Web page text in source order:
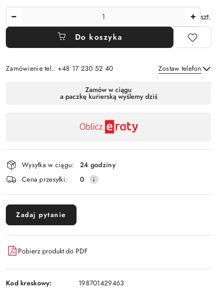
szt.
Do koszyka
Zamówienie tel.: +48 17 230 52 40 Zostaw telefon
Zamów w ciągu
a paczkę kurierską wyślemy dziś
Wysyłka w ciągu:
24 godziny
Cena przesyłki:
0
Zadaj pytanie
Pobierz produkt do PDF
Kod kreskowy: 198701429463